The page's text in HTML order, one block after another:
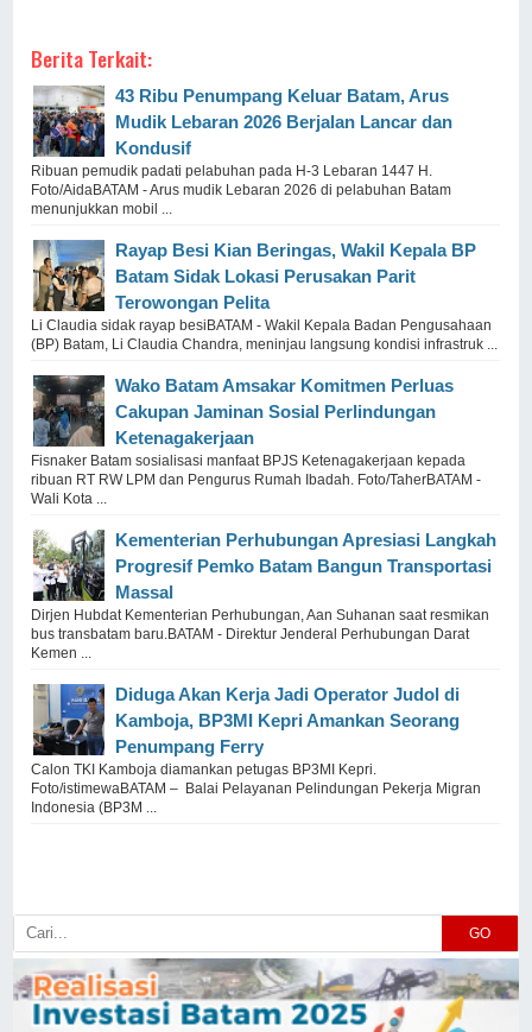
Berita Terkait:
43 Ribu Penumpang Keluar Batam, Arus
Mudik Lebaran 2026 Berjalan Lancar dan
Kondusif
Ribuan pemudik padati pelabuhan pada H-3 Lebaran 1447 H.
Foto/AidaBATAM - Arus mudik Lebaran 2026 di pelabuhan Batam
menunjukkan mobil ...
Rayap Besi Kian Beringas, Wakil Kepala BP
Batam Sidak Lokasi Perusakan Parit
Terowongan Pelita
Li Claudia sidak rayap besiBATAM - Wakil Kepala Badan Pengusahaan
(BP) Batam, Li Claudia Chandra, meninjau langsung kondisi infrastruk ...
Wako Batam Amsakar Komitmen Perluas
Cakupan Jaminan Sosial Perlindungan
Ketenagakerjaan
Fisnaker Batam sosialisasi manfaat BPJS Ketenagakerjaan kepada
ribuan RT RW LPM dan Pengurus Rumah Ibadah. Foto/TaherBATAM -
Wali Kota ...
Kementerian Perhubungan Apresiasi Langkah
Progresif Pemko Batam Bangun Transportasi
Massal
Dirjen Hubdat Kementerian Perhubungan, Aan Suhanan saat resmikan
bus transbatam baru.BATAM - Direktur Jenderal Perhubungan Darat
Kemen ...
Diduga Akan Kerja Jadi Operator Judol di
Kamboja, BP3MI Kepri Amankan Seorang
Penumpang Ferry
Calon TKI Kamboja diamankan petugas BP3MI Kepri.
Foto/istimewaBATAM – Balai Pelayanan Pelindungan Pekerja Migran
Indonesia (BP3M ...
GO